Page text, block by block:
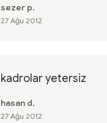
sezer p.
27 Ağu 2012
kadrolar yetersiz
hasan d.
27 Ağu 2012